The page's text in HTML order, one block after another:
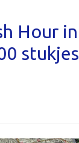
Hour in
stukjes